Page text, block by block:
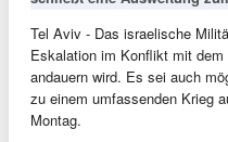
Tel Aviv - Das israelische
Eskalation im Konflikt mit
andauern wird. Es sei auch
zu einem umfassenden Krieg
Montag.